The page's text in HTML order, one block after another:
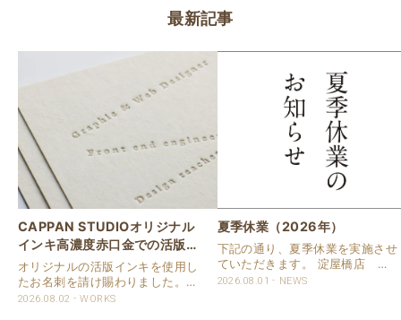
最新記事
CAPPAN STUDIOオリジナル
インキ高濃度赤口金での活版名
刺
オリジナルの活版インキを使用し
たお名刺を請け賜わりました。
用紙は新バフン紙Nのきぬを使用
2026.08.02 WORKS
夏季休業（2026年）
下記の通り、夏季休業を実施させ
ていただきます。 淀屋橋店 通
常営業いたします。 奈良店 8月
2026.08.01 NEWS